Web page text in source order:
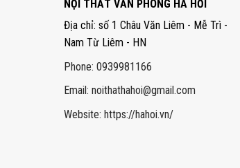
NỘI THẤT VĂN PHÒNG HÀ HỒI
Địa chỉ: số 1 Châu Văn Liêm - Mễ Trì -
Nam Từ Liêm - HN
Phone: 0939981166
Email: noithathahoi@gmail.com
Website: https://hahoi.vn/